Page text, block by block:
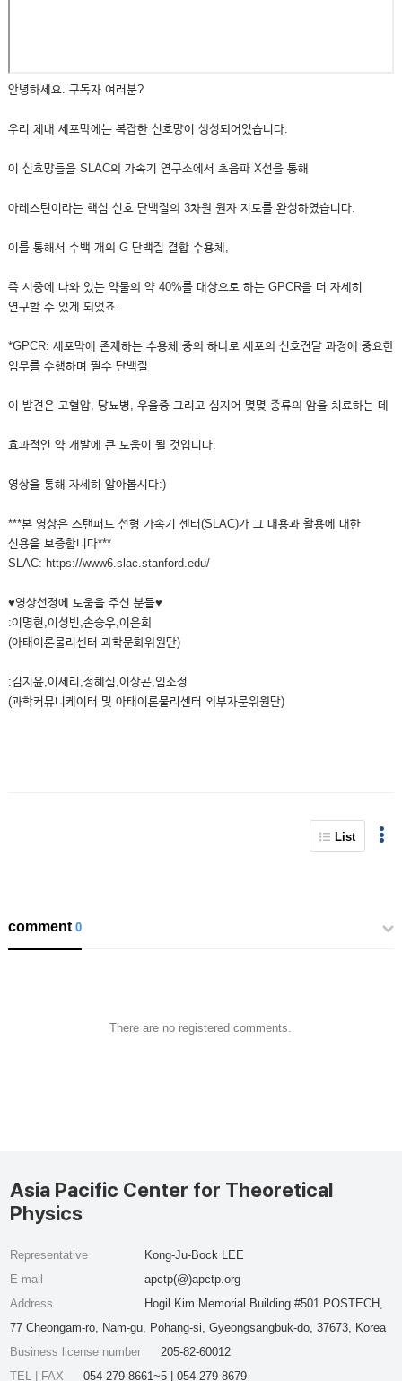
안녕하세요. 구독자 여러분?
우리 체내 세포막에는 복잡한 신호망이 생성되어있습니다.
이 신호망들을 SLAC의 가속기 연구소에서 초음파 X선을 통해
아레스틴이라는 핵심 신호 단백질의 3차원 원자 지도를 완성하였습니다.
이를 통해서 수백 개의 G 단백질 결합 수용체,
즉 시중에 나와 있는 약물의 약 40%를 대상으로 하는 GPCR을 더 자세히
연구할 수 있게 되었죠.
*GPCR: 세포막에 존재하는 수용체 중의 하나로 세포의 신호전달 과정에 중요한
임무를 수행하며 필수 단백질
이 발견은 고혈압, 당뇨병, 우울증 그리고 심지어 몇몇 종류의 암을 치료하는 데
효과적인 약 개발에 큰 도움이 될 것입니다.
영상을 통해 자세히 알아봅시다:)
***본 영상은 스탠퍼드 선형 가속기 센터(SLAC)가 그 내용과 활용에 대한
신용을 보증합니다***
SLAC: https://www6.slac.stanford.edu/
♥영상선정에 도움을 주신 분들♥
:이명현,이성빈,손승우,이은희
(아태이론물리센터 과학문화위원단)
:김지윤,이세리,정혜심,이상곤,임소정
(과학커뮤니케이터 및 아태이론물리센터 외부자문위원단)
List
comment0
There are no registered comments.
Asia Pacific Center for Theoretical
Physics
Representative
Kong-Ju-Bock LEE
E-mail
apctp(@)apctp.org
Address
Hogil Kim Memorial Building #501 POSTECH,
77 Cheongam-ro, Nam-gu, Pohang-si, Gyeongsangbuk-do, 37673, Korea
Business license number
205-82-60012
TEL | FAX
054-279-8661~5 | 054-279-8679